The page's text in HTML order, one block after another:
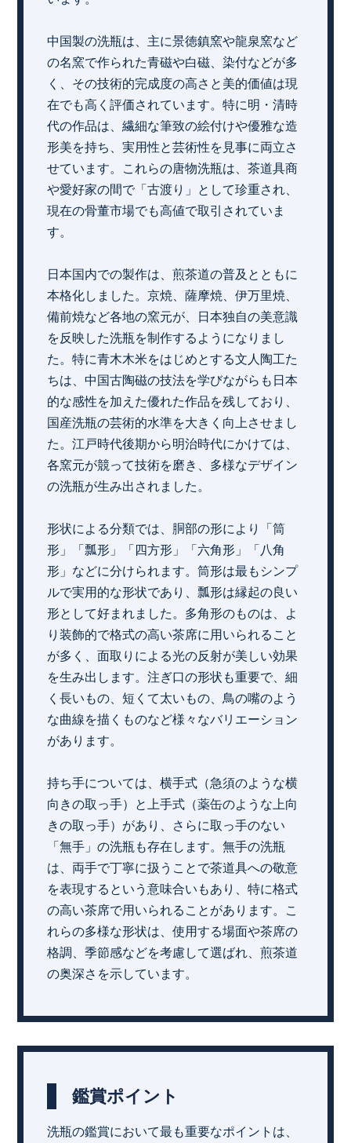
中国製の洗瓶は、主に景徳鎮窯や龍泉窯など
の名窯で作られた青磁や白磁、染付などが多
く、その技術的完成度の高さと美的価値は現
在でも高く評価されています。特に明・清時
代の作品は、繊細な筆致の絵付けや優雅な造
形美を持ち、実用性と芸術性を見事に両立さ
せています。これらの唐物洗瓶は、茶道具商
や愛好家の間で「古渡り」として珍重され、
現在の骨董市場でも高値で取引されていま
す。
日本国内での製作は、煎茶道の普及とともに
本格化しました。京焼、薩摩焼、伊万里焼、
備前焼など各地の窯元が、日本独自の美意識
を反映した洗瓶を制作するようになりまし
た。特に青木木米をはじめとする文人陶工た
ちは、中国古陶磁の技法を学びながらも日本
的な感性を加えた優れた作品を残しており、
国産洗瓶の芸術的水準を大きく向上させまし
た。江戸時代後期から明治時代にかけては、
各窯元が競って技術を磨き、多様なデザイン
の洗瓶が生み出されました。
形状による分類では、胴部の形により「筒
形」「瓢形」「四方形」「六角形」「八角
形」などに分けられます。筒形は最もシンプ
ルで実用的な形状であり、瓢形は縁起の良い
形として好まれました。多角形のものは、よ
り装飾的で格式の高い茶席に用いられること
が多く、面取りによる光の反射が美しい効果
を生み出します。注ぎ口の形状も重要で、細
く長いもの、短くて太いもの、鳥の嘴のよう
な曲線を描くものなど様々なバリエーション
があります。
持ち手については、横手式（急須のような横
向きの取っ手）と上手式（薬缶のような上向
きの取っ手）があり、さらに取っ手のない
「無手」の洗瓶も存在します。無手の洗瓶
は、両手で丁寧に扱うことで茶道具への敬意
を表現するという意味合いもあり、特に格式
の高い茶席で用いられることがあります。こ
れらの多様な形状は、使用する場面や茶席の
格調、季節感などを考慮して選ばれ、煎茶道
の奥深さを示しています。
鑑賞ポイント
洗瓶の鑑賞において最も重要なポイントは、